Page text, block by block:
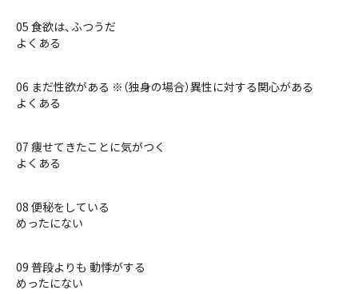
05 食欲は、ふつうだ
よくある
06 まだ性欲がある ※（独身の場合）異性に対する関心がある
よくある
07 痩せてきたことに気がつく
よくある
08 便秘をしている
めったにない
09 普段よりも 動悸がする
めったにない